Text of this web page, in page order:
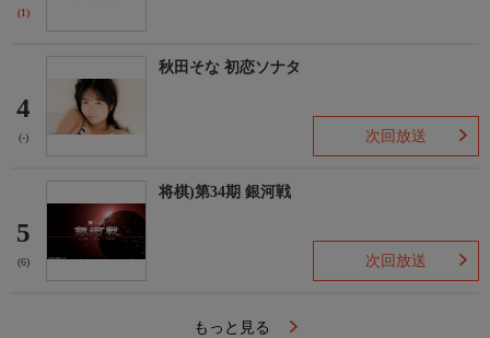
(1)
4
(-)
秋田そな 初恋ソナタ
次回放送
5
(6)
将棋)第34期 銀河戦
次回放送
もっと見る